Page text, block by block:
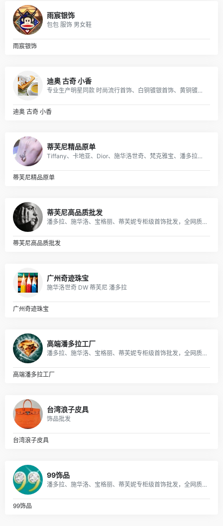
雨宸银饰
包包 服饰 男女鞋
雨宸银饰
迪奥 古奇 小香
专业生产明星同款 时尚流行首饰、白铜镀银首饰、黄铜镀真空金首饰、纯黄铜首饰等产品.
迪奥 古奇 小香
蒂芙尼精品原单
Tiffany、卡地亚、Dior、施华洛世奇、梵克雅宝、潘多拉、宝格丽、chanel欧美流行首饰等，以925纯银材质为主，免费配包装，支持一件代发，无理由退换货，可代收货款。厂家一手货源，仓库直发！
蒂芙尼精品原单
蒂芙尼高品质批发
潘多拉、施华洛、宝格丽、蒂芙妮专柜级首饰批发，全网质量最优，全部现货秒发。
蒂芙尼高品质批发
广州奇迹珠宝
施华洛世奇 DW 蒂芙尼 潘多拉
广州奇迹珠宝
高端潘多拉工厂
潘多拉、施华洛、宝格丽、蒂芙妮专柜级首饰批发，全网质量最优，全部现货秒发。
高端潘多拉工厂
台湾浪子皮具
饰品批发
台湾浪子皮具
99饰品
潘多拉、施华洛、宝格丽、蒂芙妮专柜级首饰批发，全网质量最优，全部现货秒发。
99饰品